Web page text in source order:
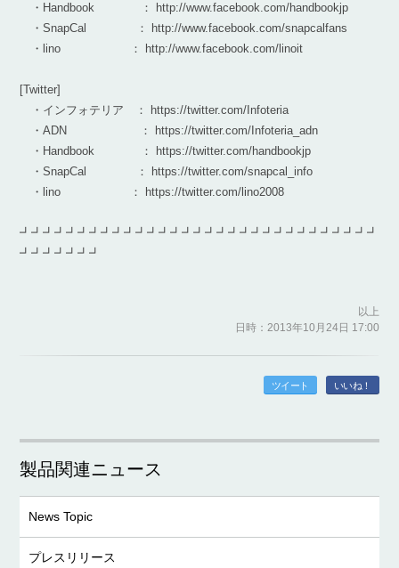
・Handbook ： http://www.facebook.com/handbookjp
・SnapCal ： http://www.facebook.com/snapcalfans
・lino ： http://www.facebook.com/linoit
[Twitter]
・インフォテリア ： https://twitter.com/Infoteria
・ADN ： https://twitter.com/Infoteria_adn
・Handbook ： https://twitter.com/handbookjp
・SnapCal ： https://twitter.com/snapcal_info
・lino ： https://twitter.com/lino2008
┛┛┛┛┛┛┛┛┛┛┛┛┛┛┛┛┛┛┛┛┛┛┛┛┛┛┛┛┛┛┛
┛┛┛┛┛┛┛
以上
日時：2013年10月24日 17:00
ツイート いいね！
製品関連ニュース
News Topic
プレスリリース